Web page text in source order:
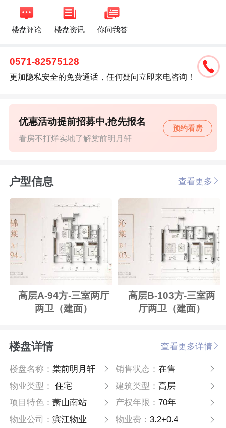
楼盘评论 楼盘资讯 你问我答
0571-82575128
更加隐私安全的免费通话，任何疑问立即来电咨询！
看房不打烊实地了解棠前明月轩
优惠活动提前招募中,抢先报名
预约看房
户型信息 查看更多
高层A-94方-三室两厅
两卫（建面）
高层B-103方-三室两
厅两卫（建面）
楼盘详情 查看更多详情
楼盘名称：棠前明月轩 销售状态： 在售
物业类型：
住宅 建筑类型： 高层
项目特色：萧山南站 产权年限： 70年
物业公司：滨江物业 物业费： 3.2+0.4